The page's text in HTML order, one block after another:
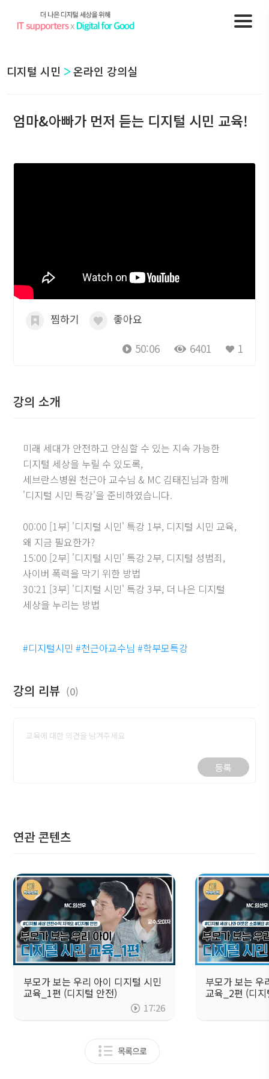
디지털 시민 온라인 강의실
엄마&아빠가 먼저 듣는 디지털 시민 교육!
찜하기
좋아요
50:06
6401 1
강의 소개
미래 세대가 안전하고 안심할 수 있는 지속 가능한
디지털 세상을 누릴 수 있도록,
세브란스병원 천근아 교수님 & MC 김태진님과 함께
'디지털 시민 특강'을 준비하였습니다.
00:00 [1부] '디지털 시민' 특강 1부, 디지털 시민 교육,
왜 지금 필요한가?
15:00 [2부] '디지털 시민' 특강 2부, 디지털 성범죄,
사이버 폭력을 막기 위한 방법
30:21 [3부] '디지털 시민' 특강 3부, 더 나은 디지털
세상을 누리는 방법
#디지털시민 #천근아교수님 #학부모특강
강의 리뷰 (0)
등록
연관 콘텐츠
부모가 보는 우리 아이 디지털 시민
교육_1편 (디지털 안전)
17:26
부모가 보는 우
교육_2편 (디